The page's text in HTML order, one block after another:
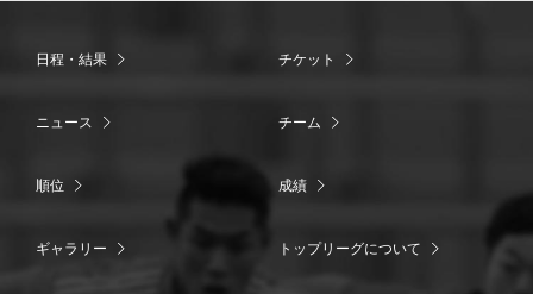
日程・結果 チケット
ニュース チーム
順位 成績
ギャラリー トップリーグについて